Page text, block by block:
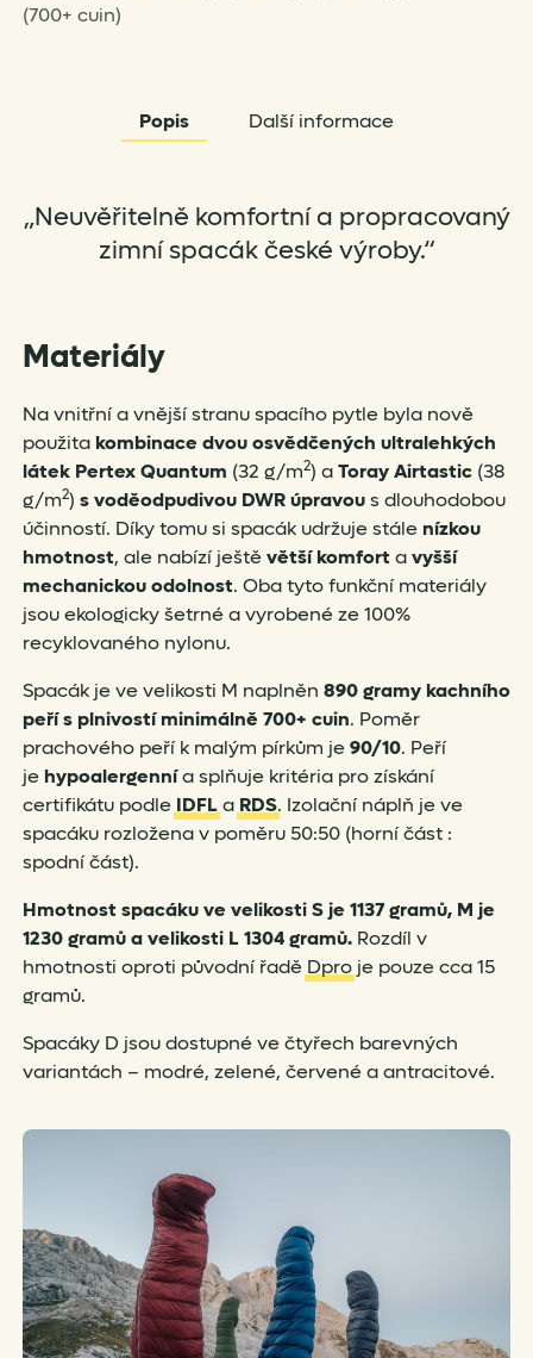
(700+ cuin)
Popis Další informace
„Neuvěřitelně komfortní a propracovaný
zimní spacák české výroby.“
Materiály
Na vnitřní a vnější stranu spacího pytle byla nově
použita kombinace dvou osvědčených ultralehkých
látek Pertex Quantum (32 g/m2) aToray Airtastic (38
g/m2) s voděodpudivou DWR úpravous dlouhodobou
účinností. Díky tomu si spacák udržuje stále nízkou
hmotnost, ale nabízí ještěvětší komfort avyšší
mechanickou odolnost. Oba tyto funkční materiály
jsou ekologicky šetrné a vyrobené ze 100%
recyklovaného nylonu.
Spacák je ve velikosti M naplněn 890 gramy kachního
peří s plnivostí minimálně 700+ cuin. Poměr
prachového peří k malým pírkům je90/10. Peří
je hypoalergennía splňuje kritéria pro získání
certifikátu podle IDFLa RDS. Izolační náplň je ve
spacáku rozložena v poměru 50:50 (horní část :
spodní část).
Hmotnost spacáku ve velikosti S je 1137 gramů, M je
1230 gramů a velikosti L 1304 gramů. Rozdíl v
hmotnosti oproti původní řadě Dproje pouze cca 15
gramů.
Spacáky D jsou dostupné ve čtyřech barevných
variantách – modré, zelené, červené a antracitové.